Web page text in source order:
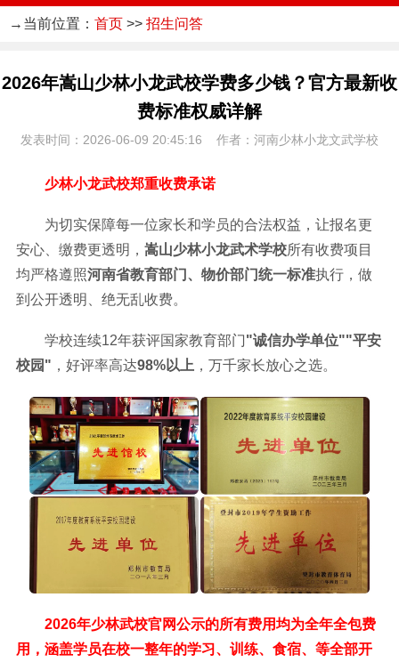
→当前位置： 首页 >> 招生问答
2026年嵩山少林小龙武校学费多少钱？官方最新收
费标准权威详解
发表时间：2026-06-09 20:45:16 作者：河南少林小龙文武学校
少林小龙武校郑重收费承诺
为切实保障每一位家长和学员的合法权益，让报名更
安心、缴费更透明， 嵩山少林小龙武术学校所有收费项目
均严格遵照河南省教育部门、物价部门统一标准执行，做
到公开透明、绝无乱收费。
学校连续12年获评国家教育部门"诚信办学单位""平安
校园" ，好评率高达98%以上 ，万千家长放心之选。
2026年少林武校官网公示的所有费用均为全年全包费
用，涵盖学员在校一整年的学习、训练、食宿、等全部开